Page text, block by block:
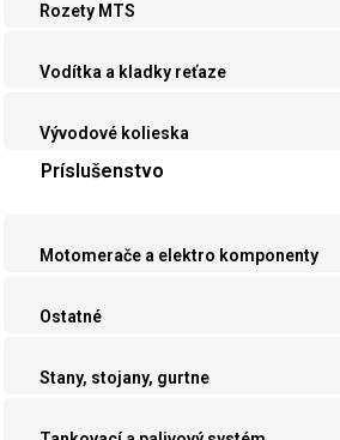
Rozety MTS
Vodítka a kladky reťaze
Vývodové kolieska
Príslušenstvo
Motomerače a elektro komponenty
Ostatné
Stany, stojany, gurtne